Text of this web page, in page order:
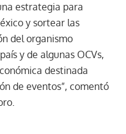
estrategia para
y sortear las
del organismo
y de algunas OCVs,
destinada
de eventos”, comentó